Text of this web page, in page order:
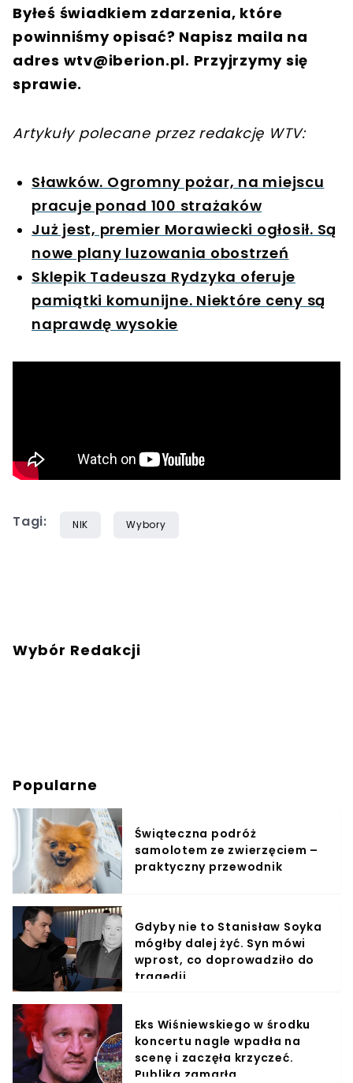
Byłeś świadkiem zdarzenia, które
powinniśmy opisać? Napisz maila na
adres wtv@iberion.pl. Przyjrzymy się
sprawie.
Artykuły polecane przez redakcję WTV:
Sławków. Ogromny pożar, na miejscu
pracuje ponad 100 strażaków
Już jest, premier Morawiecki ogłosił. Są
nowe plany luzowania obostrzeń
Sklepik Tadeusza Rydzyka oferuje
pamiątki komunijne. Niektóre ceny są
naprawdę wysokie
Tagi: NIK Wybory
Wybór Redakcji
Popularne
Świąteczna podróż
samolotem ze zwierzęciem –
praktyczny przewodnik
Gdyby nie to Stanisław Soyka
mógłby dalej żyć. Syn mówi
wprost, co doprowadziło do
tragedii
Eks Wiśniewskiego w środku
koncertu nagle wpadła na
scenę i zaczęła krzyczeć.
Publika zamarła